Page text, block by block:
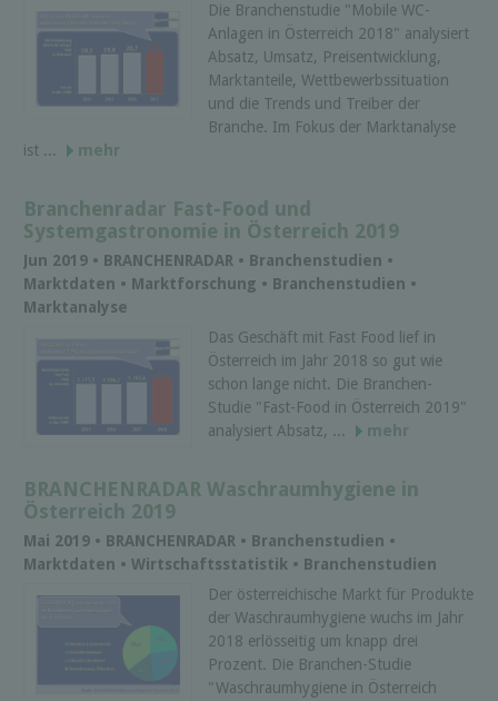
Die Branchenstudie "Mobile WC-
Anlagen in Österreich 2018" analysiert
Absatz, Umsatz, Preisentwicklung,
Marktanteile, Wettbewerbssituation
und die Trends und Treiber der
Branche. Im Fokus der Marktanalyse
ist ...
mehr
Branchenradar Fast-Food und
Systemgastronomie in Österreich 2019
Jun 2019 • BRANCHENRADAR • Branchenstudien •
Marktdaten • Marktforschung • Branchenstudien •
Marktanalyse
Das Geschäft mit Fast Food lief in
Österreich im Jahr 2018 so gut wie
schon lange nicht. Die Branchen-
Studie "Fast-Food in Österreich 2019"
analysiert Absatz, ...
mehr
BRANCHENRADAR Waschraumhygiene in
Österreich 2019
Mai 2019 • BRANCHENRADAR • Branchenstudien •
Marktdaten • Wirtschaftsstatistik • Branchenstudien
Der österreichische Markt für Produkte
der Waschraumhygiene wuchs im Jahr
2018 erlösseitig um knapp drei
Prozent. Die Branchen-Studie
"Waschraumhygiene in Österreich